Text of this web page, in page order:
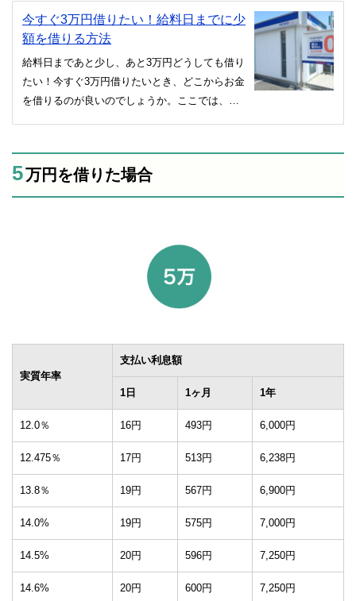
今すぐ3万円借りたい！給料日までに少
額を借りる方法
給料日まであと少し、あと3万円どうしても借り
たい！今すぐ3万円借りたいとき、どこからお金
を借りるのが良いのでしょうか。ここでは、少
5万円を借りた場合
実質年率
支払い利息額
1日 1ヶ月 1年
12.0％ 16円 493円 6,000円
12.475％ 17円 513円 6,238円
13.8％ 19円 567円 6,900円
14.0% 19円 575円 7,000円
14.5% 20円 596円 7,250円
14.6% 20円 600円 7,250円